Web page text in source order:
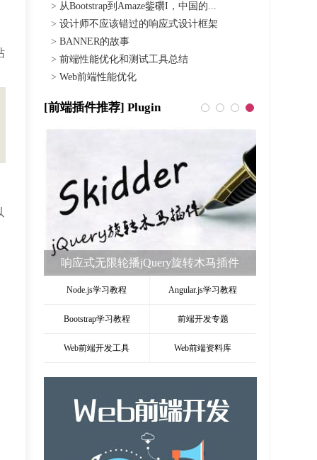
> 从Bootstrap到Amaze鈭礥I，中国的...
> 设计师不应该错过的响应式设计框架
> BANNER的故事
> 前端性能优化和测试工具总结
> Web前端性能优化
[前端插件推荐] Plugin
jQuery实现逐字逐句显示插件l-by-l.min.js
Node.js学习教程 Angular.js学习教程
Bootstrap学习教程 前端开发专题
Web前端开发工具 Web前端资料库